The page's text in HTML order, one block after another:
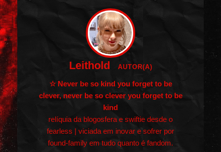
Leithold AUTOR(A)
☆ Never be so kind you forget to be
clever, never be so clever you forget to be
kind
relíquia da blogosfera e swiftie desde o
fearless | viciada em inovar e sofrer por
found-family em tudo quanto é fandom.